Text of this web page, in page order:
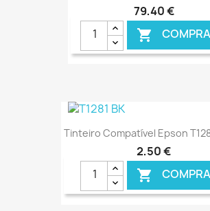
79,40 €

€
Tinteiro Compatível Epson
2,50 €
